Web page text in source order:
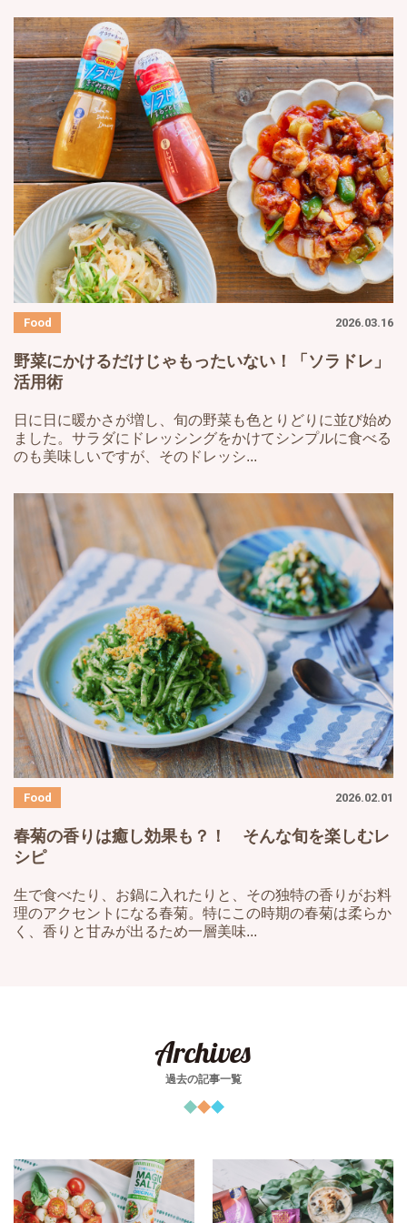
野菜にかけるだけじゃもったいない！「ソラドレ」
活用術
2026.03.16
日に日に暖かさが増し、旬の野菜も色とりどりに並び始め
ました。サラダにドレッシングをかけてシンプルに食べる
のも美味しいですが、そのドレッシ...
春菊の香りは癒し効果も？！ そんな旬を楽しむレ
シピ
2026.02.01
生で食べたり、お鍋に入れたりと、その独特の香りがお料
理のアクセントになる春菊。特にこの時期の春菊は柔らか
く、香りと甘みが出るため一層美味...
Archives
過去の記事一覧